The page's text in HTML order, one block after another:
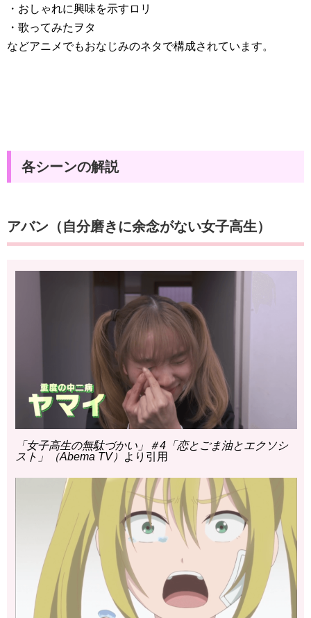
・おしゃれに興味を示すロリ
・歌ってみたヲタ
などアニメでもおなじみのネタで構成されています。
各シーンの解説
アバン（自分磨きに余念がない女子高生）
「女子高生の無駄づかい」＃4「恋とごま油とエクソシ
スト」（Abema TV）
より引用